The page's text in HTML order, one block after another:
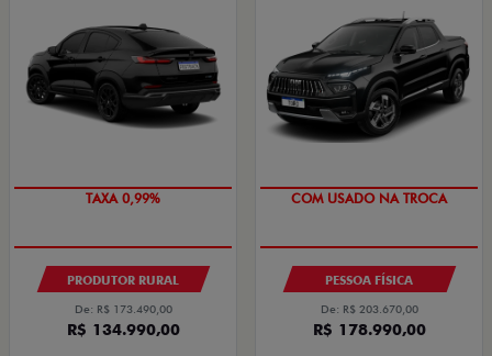
TAXA 0,99%
PRODUTOR RURAL
De: R$ 173.490,00
R$ 134.990,00
COM USADO NA TROCA
PESSOA FÍSICA
De: R$ 203.670,00
R$ 178.990,00